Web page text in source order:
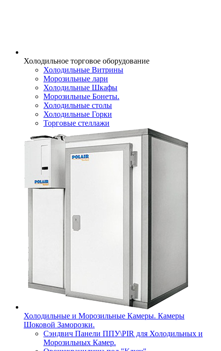
Холодильное торговое оборудование
Холодильные Витрины
Морозильные лари
Холодильные Шкафы
Морозильные Бонеты.
Холодильные столы
Холодильные Горки
Торговые стеллажи
Холодильные и Морозильные Камеры. Камеры
Шоковой Заморозки.
Сэндвич Панели ППУ\PIR для Холодильных и
Морозильных Камер.